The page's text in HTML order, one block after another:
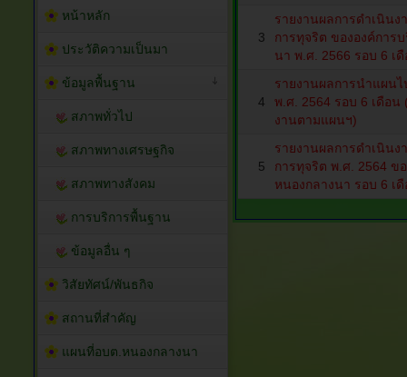
3
รายงานผลการดำเนิน
การทุจริต ขององค์การ
นา พ.ศ. 2566 รอบ 6 เ
4
รายงานผลการนำแผน
พ.ศ. 2564 รอบ 6 เดือ
งานตามแผนฯ)
5
รายงานผลการดำเนิน
การทุจริต พ.ศ. 2564 ข
หนองกลางนา รอบ 6 เ
หน้าหลัก
ประวัติความเป็นมา
ข้อมูลพื้นฐาน
สภาพทั่วไป
สภาพทางเศรษฐกิจ
สภาพทางสังคม
การบริการพื้นฐาน
ข้อมูลอื่น ๆ
วิสัยทัศน์/พันธกิจ
สถานที่สำคัญ
แผนที่อบต.หนองกลางนา